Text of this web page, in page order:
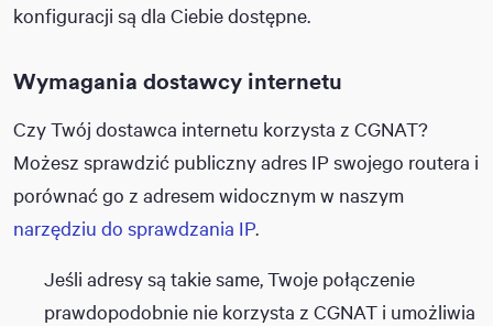
konfiguracji są dla Ciebie dostępne.
Wymagania dostawcy internetu
Czy Twój dostawca internetu korzysta z CGNAT?
Możesz sprawdzić publiczny adres IP swojego routera i
porównać go z adresem widocznym w naszym
narzędziu do sprawdzania IP.
Jeśli adresy są takie same, Twoje połączenie
prawdopodobnie nie korzysta z CGNAT i umożliwia